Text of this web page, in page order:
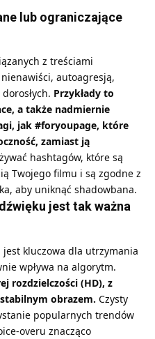
lub ograniczające
z treściami
autoagresją,
Przykłady to
a także nadmiernie
jak #foryoupage, które
zamiast ją
hashtagów, które są
Twojego filmu i są zgodne z
aby uniknąć shadowbana.
jest tak ważna
jest kluczowa dla utrzymania
wpływa na algorytm.
rozdzielczości (HD), z
obrazem. Czysty
popularnych trendów
overu znacząco